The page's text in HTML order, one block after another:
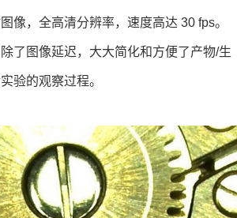
像，全高清分辨率，速度高达 30 fps。
了图像延迟，大大简化和方便了产物/生
验的观察过程。